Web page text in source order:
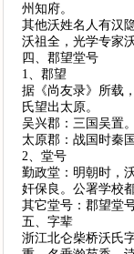
州知府。
其他沃姓名人有汉
沃祖全，光学专家
四、郡望堂号
1、郡望
据《尚友录》所载
氏望出太原。
吴兴郡：三国吴置
太原郡：战国时秦
2、堂号
勤政堂：明朝时，
奸保良。公署学校
其它堂号：郡望堂
五、字辈
浙江北仑柴桥沃氏